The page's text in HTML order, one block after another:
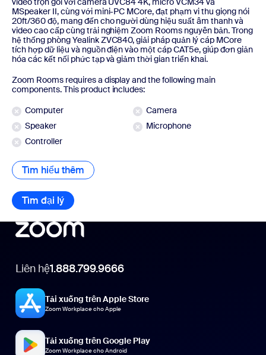
MSpeaker II, cùng với mini-PC MCore, đạt phạm vi thu giọng nói
20ft/360 độ, mang đến cho người dùng hiệu suất âm thanh và
video cao cấp cùng trải nghiệm Zoom Rooms nguyên bản. Trong
hệ thống phòng Yealink ZVC840, giải pháp quản lý cáp MCore
tích hợp dữ liệu và nguồn điện vào một cáp CAT5e, giúp đơn giản
hóa các kết nối phức tạp và giảm thời gian triển khai.
Zoom Rooms requires a display and the following main
components. This product includes:
Computer
Camera
Speaker
Microphone
Controller
Tìm hiểu thêm Tìm hiểu thêm
Tìm đại lý Tìm đại lý
Liên hệ1.888.799.9666
Tải xuống trên Apple Store
Zoom Workplace cho Apple
Tải xuống trên Google Play
Zoom Workplace cho Android